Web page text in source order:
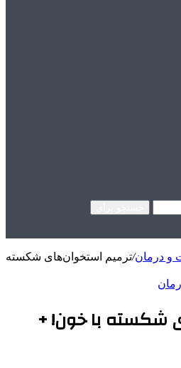
و درمان/ترمیم استخوان‌های شکسته
شکسته با خون! +